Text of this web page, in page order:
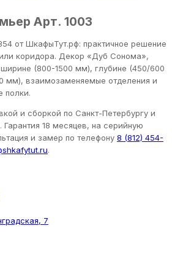
Арт. 1003
от ШкафыТут.рф: практичное решение
коридора. Декор «Дуб Сонома»,
(800-1500 мм), глубине (450/600
мм), взаимозаменяемые отделения и
полки.
и сборкой по Санкт-Петербургу и
Гарантия 18 месяцев, на серийную
и замер по телефону 8 (812) 454-
.
7